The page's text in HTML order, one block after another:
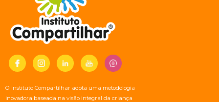
O Instituto Compartilhar adota uma metodologia
inovadora baseada na visão integral da criança